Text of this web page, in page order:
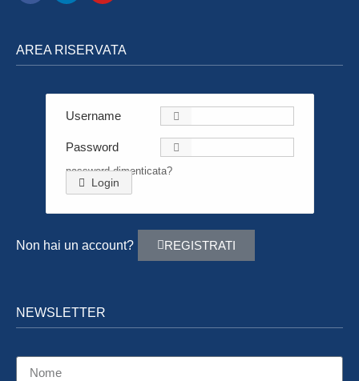
AREA RISERVATA
Username
Password
password dimenticata?
Login
Non hai un account? REGISTRATI
NEWSLETTER